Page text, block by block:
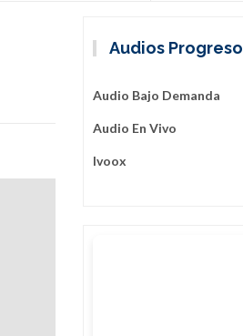
Audios Progreso
Audio Bajo Demanda
Audio En Vivo
Ivoox